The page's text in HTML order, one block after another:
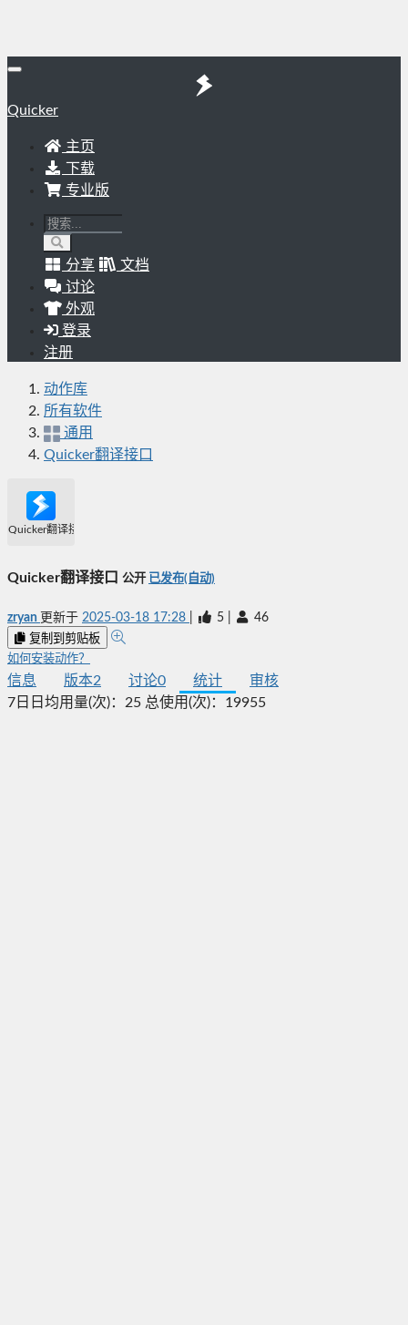
Quicker
主页
下载
专业版
分享
文档
讨论
外观
登录
注册
动作库
所有软件
通用
Quicker翻译接口
Quicker翻译接口
Quicker翻译接口 公开 已发布(自动)
zryan 更新于 2025-03-18 17:28 5 46
复制到剪贴板
如何安装动作？
信息 版本2 讨论0 统计
审核
7日日均用量(次)： 25 总使用(次)： 19955